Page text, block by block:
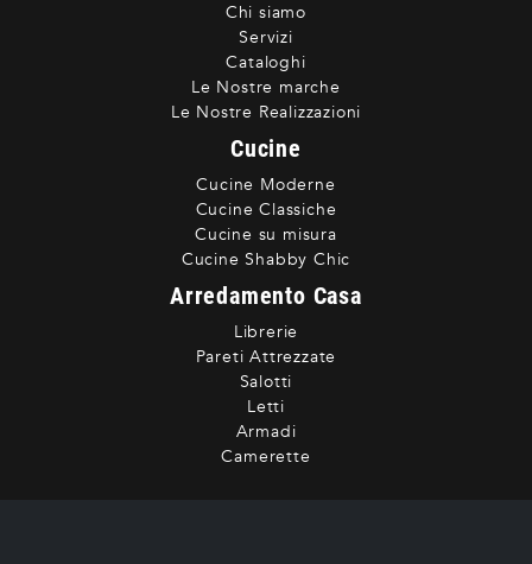
Chi siamo
Servizi
Cataloghi
Le Nostre marche
Le Nostre Realizzazioni
Cucine
Cucine Moderne
Cucine Classiche
Cucine su misura
Cucine Shabby Chic
Arredamento Casa
Librerie
Pareti Attrezzate
Salotti
Letti
Armadi
Camerette